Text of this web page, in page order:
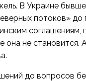
В Украине
потоков» до
она не
до вопросов